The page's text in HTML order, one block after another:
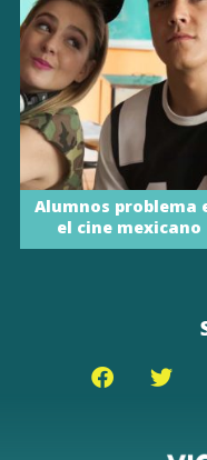
Alumnos problema
el cine mexicano